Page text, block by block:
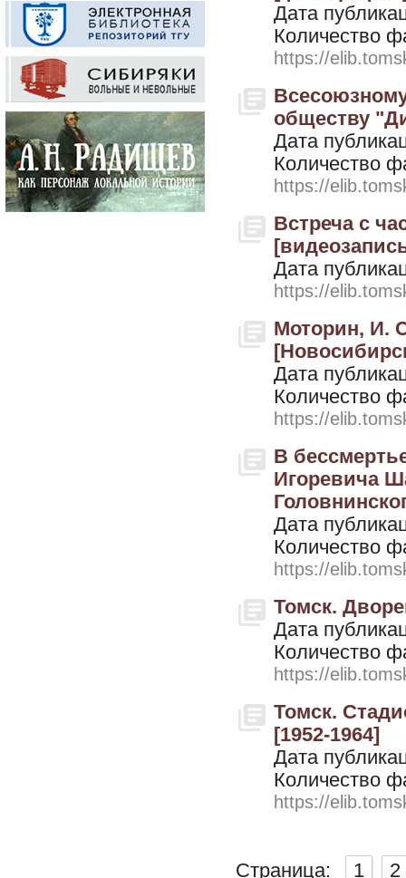
Дата
Количество
https://
обществу
Дата
Количество
https://
Встреча с
Дата
https://
Моторин, И.
Дата
Количество
https://
В
Игоревича
Дата
Количество
https://
Томск.
Дата
Количество
https://
Томск.
[1952-1964]
Дата
Количество
https://
Страница: 1 2